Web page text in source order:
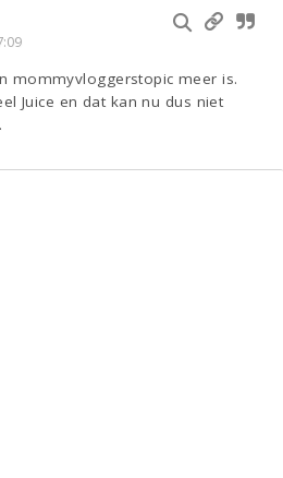
mommyvloggerstopic meer is.
Juice en dat kan nu dus niet